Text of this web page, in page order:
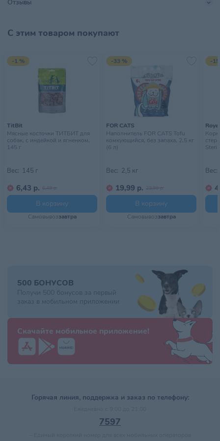
Условия хранения
Хранить в сухом прохладном
Отзывы
С этим товаром покупают
-1 %
TitBit
Мясные косточки ТИТБИТ для
собак, с индейкой и ягненком,
145 г
Вес: 145 г
6,43 р. 6,49 р.
В корзину
Самовывоззавтра
-33 %
FOR CATS
Наполнитель FOR CATS Tofu
комкующийся, без запаха, 2,5 кг
(6 л)
Вес: 2,5 кг
19,99 р. 29,99 р.
В корзину
Самовывоззавтра
-
Вес:
500 БОНУСОВ
Получи 500 бонусов за первый
заказ в мобильном приложении
Скачайте мобильное приложение!
Горячая линия, поддержка и заказ по телефону:
7597